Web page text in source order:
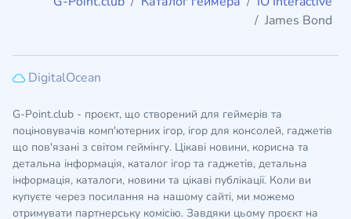
James Bond
DigitalOcean
G-Point.club - проєкт, що створений для геймерів та
поціновувачів комп'ютерних ігор, ігор для консолей, гаджетів
що пов'язані з світом геймінгу. Цікаві новини, корисна та
детальна інформація, каталог ігор та гаджетів, детальна
інформація, каталоги, новини та цікаві публікації. Коли ви
купуєте через посилання на нашому сайті, ми можемо
отримувати партнерську комісію. Завдяки цьому проєкт на